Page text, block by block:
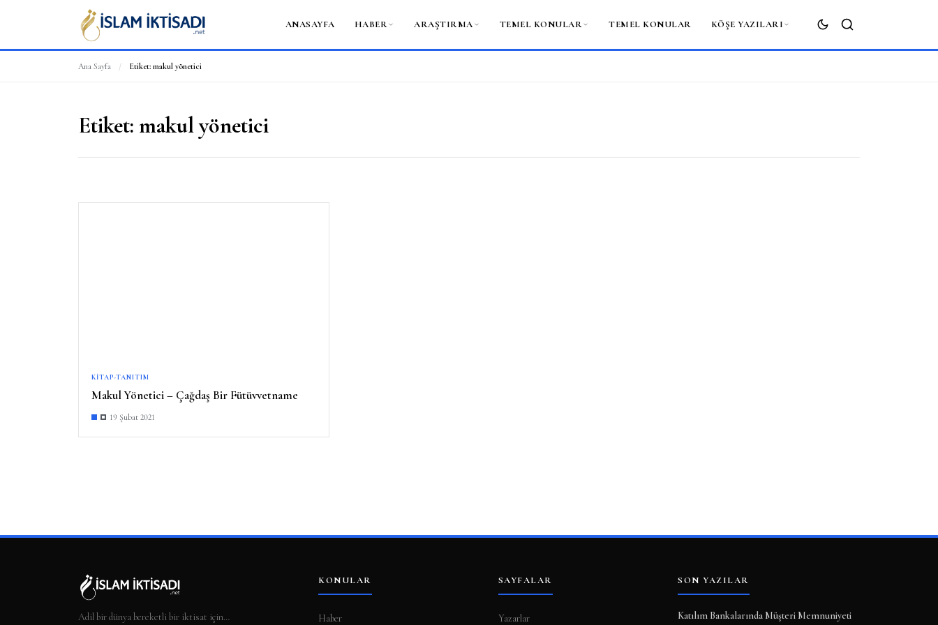
ANASAYFA HABER ARAŞTIRMA TEMEL KONULAR TEMEL KONULAR KÖŞE YAZILARI
ARA
Ana Sayfa / Etiket: makul yönetici
Etiket: makul yönetici
KITAP-TANITIM
Makul Yönetici – Çağdaş Bir Fütüvvetname
19 Şubat 2021
Adil bir dünya bereketli bir iktisat için…
KONULAR
Haber
SAYFALAR
Yazarlar
SON YAZILAR
Katılım Bankalarında Müşteri Memnuniyeti